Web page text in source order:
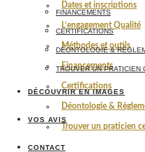
Dates et inscriptions
L’engagement Qualité
Méthodes et outils
Financements
Certifications
Déontologie &
Trouver un praticien
FINANCEMENTS
CERTIFICATIONS
DÉONTOLOGIE &
TROUVER UN PRATICIEN
DÉCOUVRIR EN IMAGES
VOS AVIS
CONTACT